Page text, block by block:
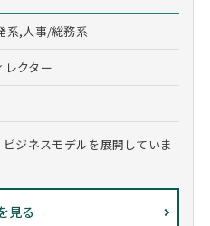
系,人事/総務系
レクター
ジネスモデルを展開していま
見る